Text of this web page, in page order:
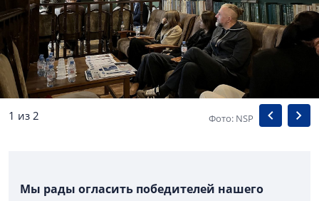
1 из 2 Фото: NSP
Мы рады огласить победителей нашего